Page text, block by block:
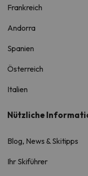
Frankreich
Andorra
Spanien
Österreich
Italien
Nützliche
Blog, News & Skitipps
Ihr Skiführer